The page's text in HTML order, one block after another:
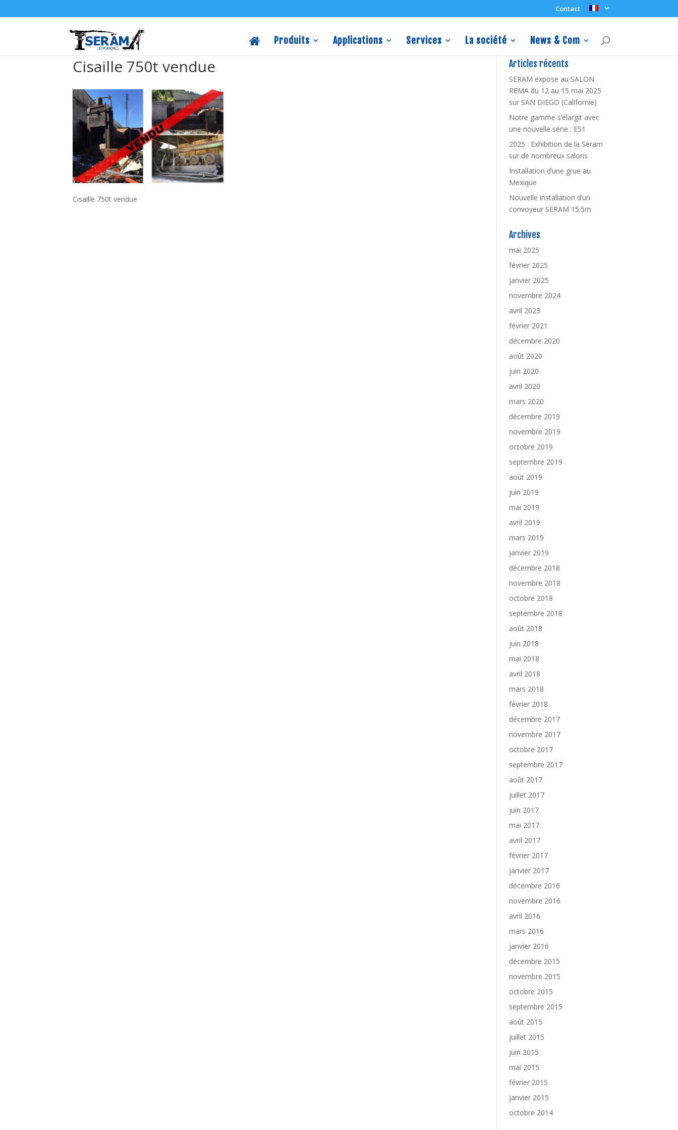
Contact
Produits Applications Services La société News & Com
Cisaille 750t vendue
Cisaille 750t vendue
Articles récents
SERAM expose au SALON
REMA du 12 au 15 mai 2025
sur SAN DIEGO (Californie)
Notre gamme s’élargit avec
une nouvelle série : ES1
2025 : Exhibition de la Seram
sur de nombreux salons
Installation d’une grue au
Mexique
Nouvelle installation d’un
convoyeur SERAM 15.5m
Archives
mai 2025
février 2025
janvier 2025
novembre 2024
avril 2023
février 2021
décembre 2020
août 2020
juin 2020
avril 2020
mars 2020
décembre 2019
novembre 2019
octobre 2019
septembre 2019
août 2019
juin 2019
mai 2019
avril 2019
mars 2019
janvier 2019
décembre 2018
novembre 2018
octobre 2018
septembre 2018
août 2018
juin 2018
mai 2018
avril 2018
mars 2018
février 2018
décembre 2017
novembre 2017
octobre 2017
septembre 2017
août 2017
juillet 2017
juin 2017
mai 2017
avril 2017
février 2017
janvier 2017
décembre 2016
novembre 2016
avril 2016
mars 2016
janvier 2016
décembre 2015
novembre 2015
octobre 2015
septembre 2015
août 2015
juillet 2015
juin 2015
mai 2015
février 2015
janvier 2015
octobre 2014